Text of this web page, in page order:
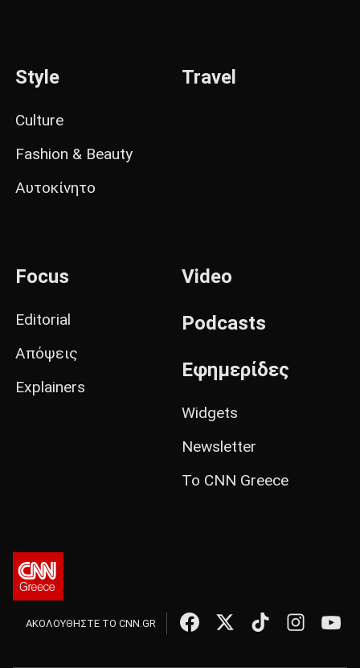
Style
Culture
Fashion & Beauty
Αυτοκίνητο
Travel
Focus
Editorial
Απόψεις
Explainers
Video
Podcasts
Εφημερίδες
Widgets
Newsletter
Το CNN Greece
ΑΚΟΛΟΥΘΗΣΤΕ ΤΟ CNN.GR